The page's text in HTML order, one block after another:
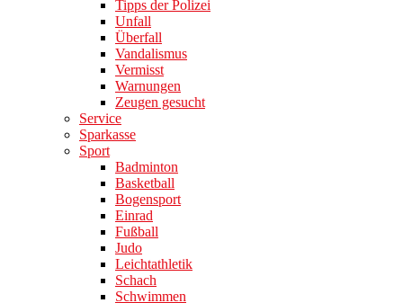
Tipps der Polizei
Unfall
Überfall
Vandalismus
Vermisst
Warnungen
Zeugen gesucht
Service
Sparkasse
Sport
Badminton
Basketball
Bogensport
Einrad
Fußball
Judo
Leichtathletik
Schach
Schwimmen